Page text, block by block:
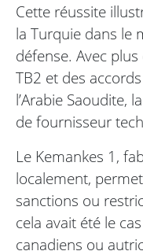
Cette réussite
la Turquie dans le
défense. Avec
TB2 et des
l’Arabie Saoudite,
de fournisseur
Le Kemankes 1,
localement,
sanctions ou
cela avait été le
canadiens ou